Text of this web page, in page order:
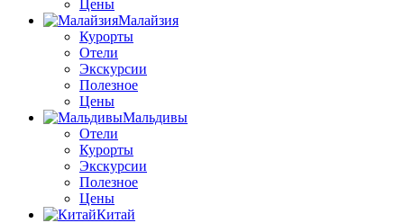
Цены
Малайзия
Курорты
Отели
Экскурсии
Полезное
Цены
Мальдивы
Отели
Курорты
Экскурсии
Полезное
Цены
Китай